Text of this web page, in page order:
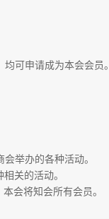
可申请成为本会会员。
举办的各种活动。
关的活动。
会将知会所有会员。